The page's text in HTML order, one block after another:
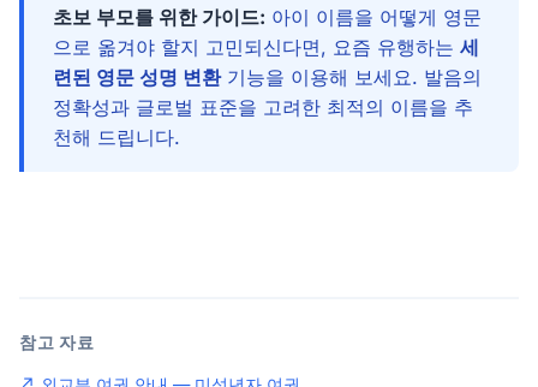
초보 부모를 위한 가이드: 아이 이름을 어떻게 영문
으로 옮겨야 할지 고민되신다면, 요즘 유행하는 세
련된 영문 성명 변환기능을 이용해 보세요. 발음의
정확성과 글로벌 표준을 고려한 최적의 이름을 추
천해 드립니다.
참고 자료